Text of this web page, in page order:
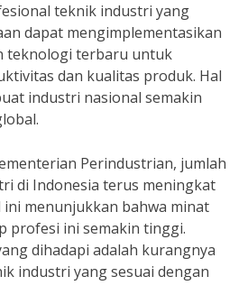
teknik industri yang
dapat mengimplementasikan
teknologi terbaru untuk
dan kualitas produk. Hal
industri nasional semakin
Perindustrian, jumlah
di Indonesia terus meningkat
menunjukkan bahwa minat
profesi ini semakin tinggi.
dihadapi adalah kurangnya
industri yang sesuai dengan